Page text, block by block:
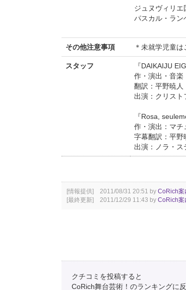
ジュヌヴィリエ
パスカル・ラン
その他注意事項 ＊未就学児童は
スタッフ
『DAIKAIJU
作・演出・音楽
翻訳：平野暁
出演：クリス
『Rosa,
作・演出：マチ
字幕翻訳：平野
出演：ノラ・
[情報提供] 2011/08/31 20:51 by CoRich案
[最終更新] 2011/12/29 11:43 by CoRich案
クチコミを投稿すると
CoRich舞台芸術！のランキングに反